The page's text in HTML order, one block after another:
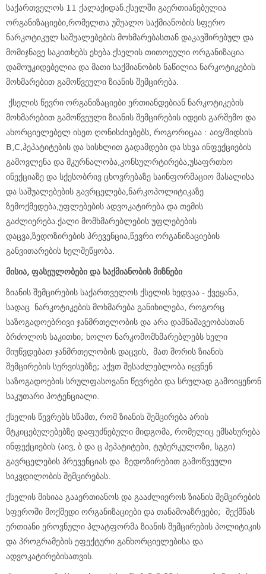
საქართველოს 11 ქალაქიდან.ქსელში გაერთიანებულია
ორგანიზაციები,რომელთა უშუალო საქმიანობის სფერო
ნარკოტიკულ საშუალებების მოხმარებასთან დაკავშირებულ და
მომიჯნავე საკითხებს ეხება.ქსელის თითოეული ორგანიზაცია
დამოუკიდებელია და მათი საქმიანობის ნაწილია ნარკოტიკების
მოხმარებით გამოწვეული ზიანის შემცირება.
ქსელის წევრი ორგანიზაციები ერთიანდებიან ნარკოტიკების
მოხმარებით გამოწვეული ზიანის შემცირების იდეის გარშემო და
ახორციელებელ ისეთ ღონისძიებებს, როგორიცაა : აივ/შიდსის
B,C,ჰეპატიტების და სისხლით გადამდები და სხვა ინფექციების
გამოვლენა და მკურნალობა,კონსულრტირება,უსაფრთხო
ინექციაზე და სქესობრივ ცხოვრებაზე საინფორმაციო მასალისა
და საშუალებების გავრცელება,ნარკოპოლიტიკაზე
ზემოქმედება,უფლებების ადვოკატირება და თემის
გაძლიერება.ქალი მომხმარებლების უფლებების
დაცვა,ზედოზირების პრევენცია,წევრი ორგანიზაციების
განვითარების ხელშეწყობა.
მისია,ფასეულობებიდა საქმიანობისმიზნები
ზიანის შემცირების საქართველოს ქსელის ხედვაა - ქვეყანა,
სადაც ნარკოტიკების მოხმარება განიხილება, როგორც
საზოგადოებრივი ჯანმრთელობის და არა დამნაშავეობასთან
ბრძოლოს საკითხი; ხოლო ნარკომომხმარებლებს ხელი
მიუწვდებათ ჯანმრთელობის დაცვის, მათ შორის ზიანის
შემცირების სერვისებზე; აქვთ შესაძლებლობა იყვნენ
საზოგადოების სრულფასოვანი წევრები და სრულად გამოიყენონ
საკუთარი პოტენციალი.
ქსელის წევრებს სწამთ, რომ ზიანის შემცირება არის
მტკიცებულებებზე დაფუძნებული მიდგომა, რომელიც ემსახურება
ინფექციების (აივ, ბ და ც ჰეპატიტები, ტუბერკულოზი, სგგი)
გავრცელების პრევენციას და ზედოზირებით გამოწვეული
სიკვდილობის შემცირებას.
ქსელის მისიაა გააერთიანოს და გააძლიეროს ზიანის შემცირების
სფეროში მოქმედი ორგანიზაციები და თანამოაზრეები; შექმნას
ერთიანი ეროვნული პლატფორმა ზიანის შემცირების პოლიტიკის
და პროგრამების ეფექტური განხორციელებისა და
ადვოკატირებისათვის.